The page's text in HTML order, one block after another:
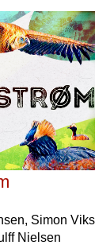
Simon
Nielsen